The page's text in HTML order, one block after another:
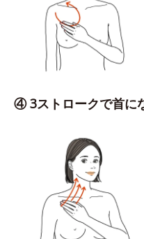
④ 3ストロークで首に